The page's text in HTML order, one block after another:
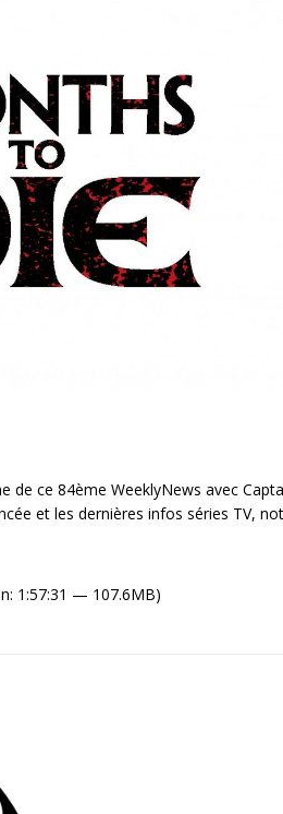
de ce 84ème WeeklyNews avec
et les dernières infos séries TV,
1:57:31 — 107.6MB)